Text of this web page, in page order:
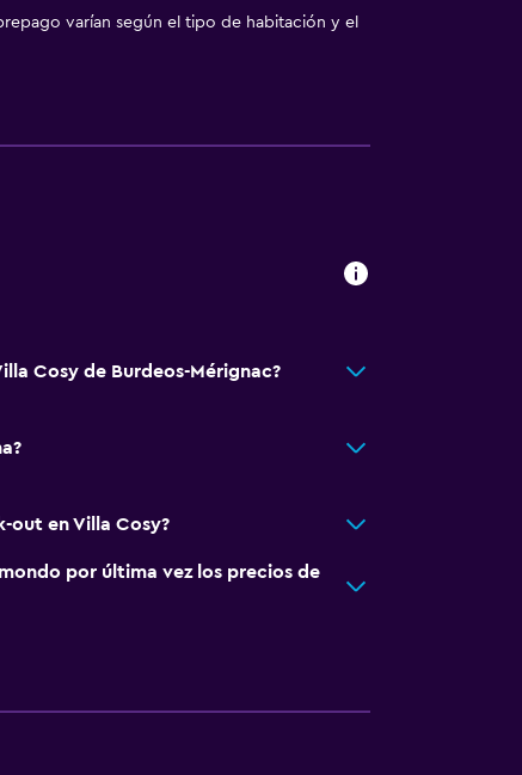
varían según el tipo de habitación y el
Cosy de Burdeos-Mérignac?
out en Villa Cosy?
por última vez los precios de